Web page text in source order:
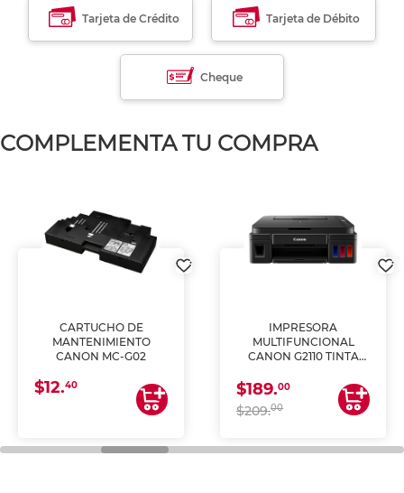
Tarjeta de Crédito Tarjeta de Débito
Cheque
COMPLEMENTA TU COMPRA
CARTUCHO DE
MANTENIMIENTO
CANON MC-G02
$12.40
IMPRESORA
MULTIFUNCIONAL
CANON G2110 TINTA
$189.00
$209.00